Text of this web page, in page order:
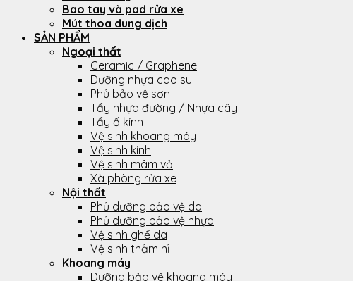
Bao tay và pad rửa xe
Mút thoa dung dịch
SẢN PHẨM
Ngoại thất
Ceramic / Graphene
Dưỡng nhựa cao su
Phủ bảo vệ sơn
Tẩy nhựa đường / Nhựa cây
Tẩy ố kính
Vệ sinh khoang máy
Vệ sinh kính
Vệ sinh mâm vỏ
Xà phòng rửa xe
Nội thất
Phủ dưỡng bảo vệ da
Phủ dưỡng bảo vệ nhựa
Vệ sinh ghế da
Vệ sinh thảm nỉ
Khoang máy
Dưỡng bảo vệ khoang máy